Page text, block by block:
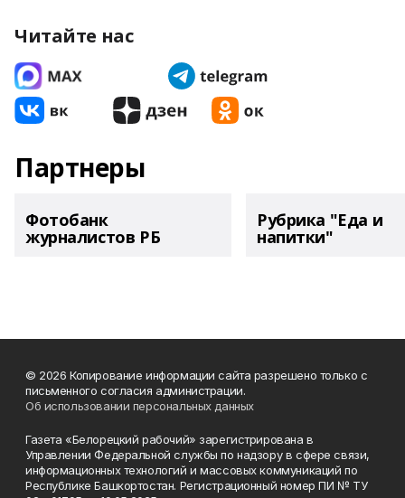
Читайте нас
Партнеры
Фотобанк
журналистов РБ
Рубрика "Еда и
напитки"
© 2026 Копирование информации сайта разрешено только с
письменного согласия администрации.
Об использовании персональных данных
Газета «Белорецкий рабочий» зарегистрирована в
Управлении Федеральной службы по надзору в сфере связи,
информационных технологий и массовых коммуникаций по
Республике Башкортостан. Регистрационный номер ПИ № ТУ